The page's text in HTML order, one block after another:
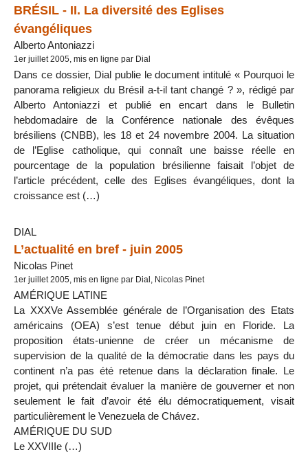
BRÉSIL - II. La diversité des Eglises
évangéliques
Alberto Antoniazzi
1er juillet 2005, mis en ligne par Dial
Dans ce dossier, Dial publie le document intitulé « Pourquoi le
panorama religieux du Brésil a-t-il tant changé ? », rédigé par
Alberto Antoniazzi et publié en encart dans le Bulletin
hebdomadaire de la Conférence nationale des évêques
brésiliens (CNBB), les 18 et 24 novembre 2004. La situation
de l’Eglise catholique, qui connaît une baisse réelle en
pourcentage de la population brésilienne faisait l’objet de
l’article précédent, celle des Eglises évangéliques, dont la
croissance est (…)
DIAL
L’actualité en bref - juin 2005
Nicolas Pinet
1er juillet 2005, mis en ligne par Dial, Nicolas Pinet
AMÉRIQUE LATINE
La XXXVe Assemblée générale de l’Organisation des Etats
américains (OEA) s’est tenue début juin en Floride. La
proposition états-unienne de créer un mécanisme de
supervision de la qualité de la démocratie dans les pays du
continent n’a pas été retenue dans la déclaration finale. Le
projet, qui prétendait évaluer la manière de gouverner et non
seulement le fait d’avoir été élu démocratiquement, visait
particulièrement le Venezuela de Chávez.
AMÉRIQUE DU SUD
Le XXVIIIe (…)